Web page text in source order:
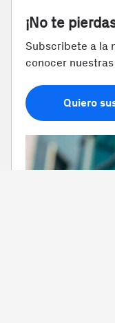
¡No te
Subscribete a la
conocer
Quiero